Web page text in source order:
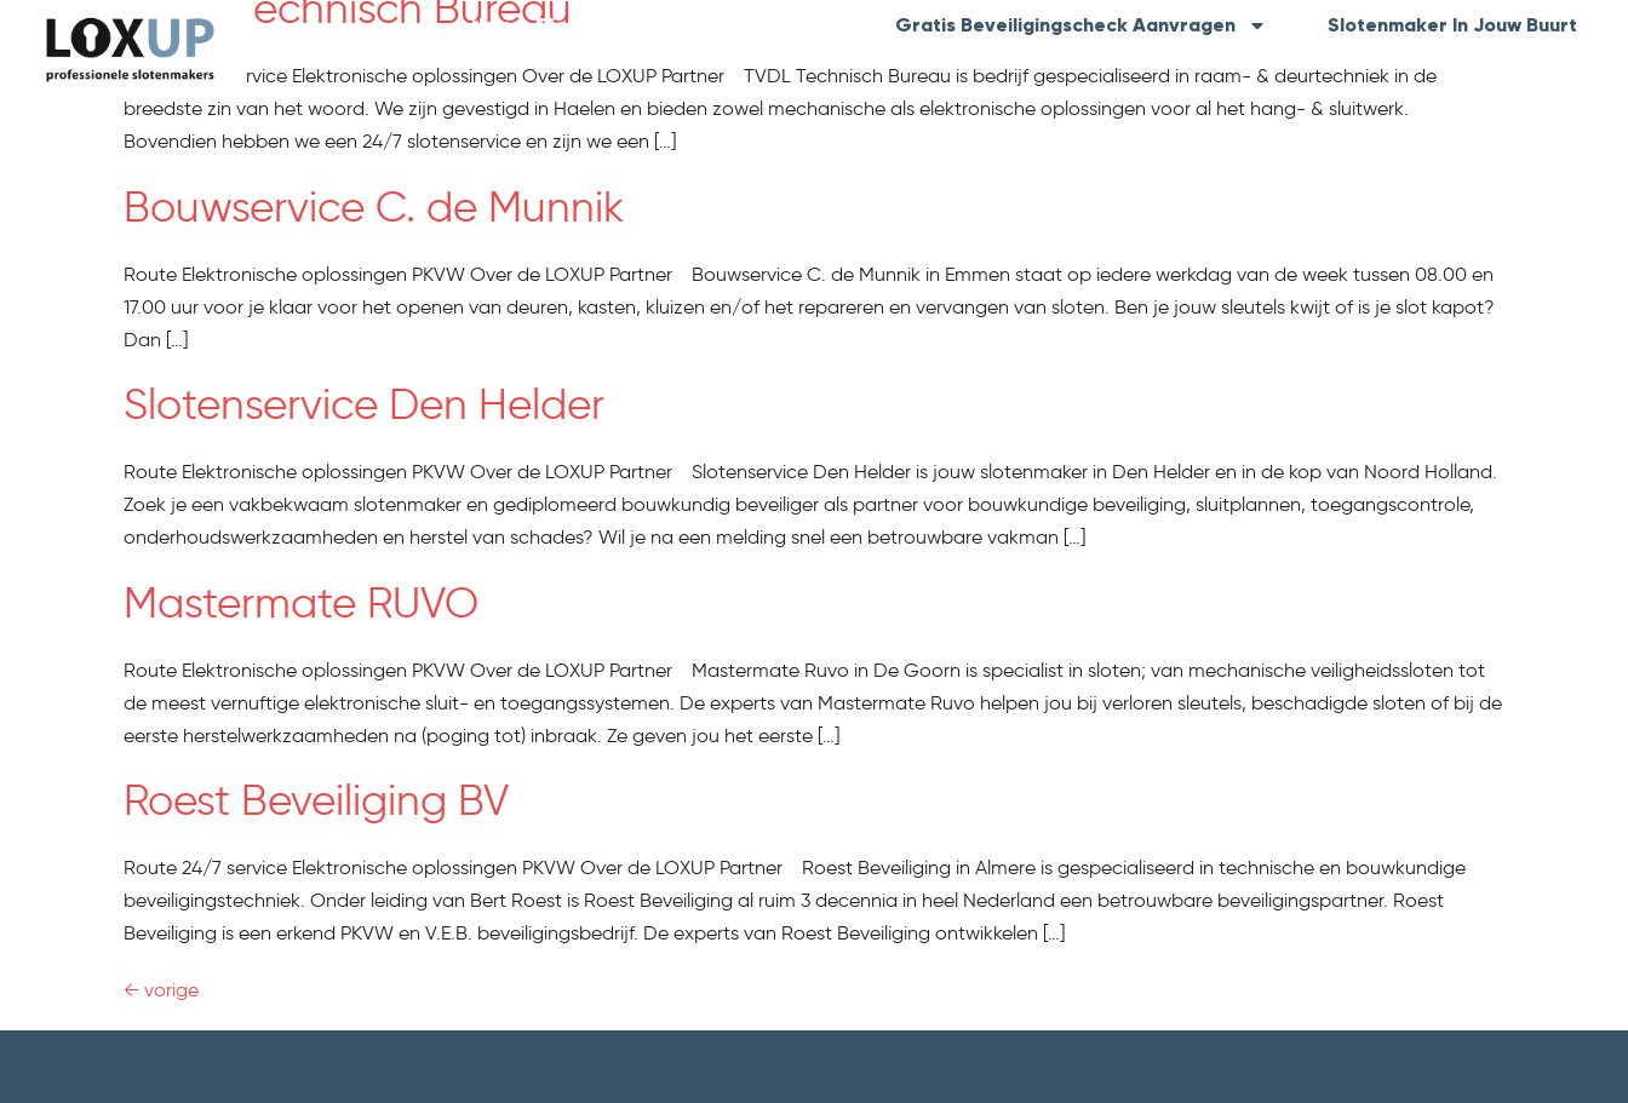
Home Diensten Gratis Beveiligingscheck Aanvragen Slotenmaker In Jouw Buurt
Route 24/7 service Elektronische oplossingen Over de LOXUP Partner TVDL Technisch Bureau is bedrijf gespecialiseerd in raam- & deurtechniek in de
breedste zin van het woord. We zijn gevestigd in Haelen en bieden zowel mechanische als elektronische oplossingen voor al het hang- & sluitwerk.
Bovendien hebben we een 24/7 slotenservice en zijn we een […]
Bouwservice C. de Munnik
Route Elektronische oplossingen PKVW Over de LOXUP Partner Bouwservice C. de Munnik in Emmen staat op iedere werkdag van de week tussen 08.00 en
17.00 uur voor je klaar voor het openen van deuren, kasten, kluizen en/of het repareren en vervangen van sloten. Ben je jouw sleutels kwijt of is je slot kapot?
Dan […]
Slotenservice Den Helder
Route Elektronische oplossingen PKVW Over de LOXUP Partner Slotenservice Den Helder is jouw slotenmaker in Den Helder en in de kop van Noord Holland.
Zoek je een vakbekwaam slotenmaker en gediplomeerd bouwkundig beveiliger als partner voor bouwkundige beveiliging, sluitplannen, toegangscontrole,
onderhoudswerkzaamheden en herstel van schades? Wil je na een melding snel een betrouwbare vakman […]
Mastermate RUVO
Route Elektronische oplossingen PKVW Over de LOXUP Partner Mastermate Ruvo in De Goorn is specialist in sloten; van mechanische veiligheidssloten tot
de meest vernuftige elektronische sluit- en toegangssystemen. De experts van Mastermate Ruvo helpen jou bij verloren sleutels, beschadigde sloten of bij de
eerste herstelwerkzaamheden na (poging tot) inbraak. Ze geven jou het eerste […]
Roest Beveiliging BV
Route 24/7 service Elektronische oplossingen PKVW Over de LOXUP Partner Roest Beveiliging in Almere is gespecialiseerd in technische en bouwkundige
beveiligingstechniek. Onder leiding van Bert Roest is Roest Beveiliging al ruim 3 decennia in heel Nederland een betrouwbare beveiligingspartner. Roest
Beveiliging is een erkend PKVW en V.E.B. beveiligingsbedrijf. De experts van Roest Beveiliging ontwikkelen […]
← vorige